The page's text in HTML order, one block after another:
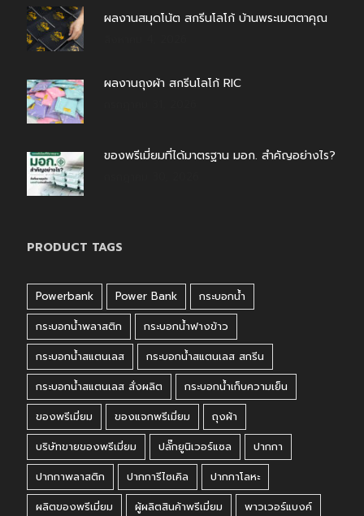
ผลงานสมุดโน้ต สกรีนโลโก้ บ้านพระเมตตาคุณ
ผลงานถุงผ้า สกรีนโลโก้ RIC
ของพรีเมี่ยมที่ได้มาตรฐาน มอก. สำคัญอย่างไร?
PRODUCT TAGS
Powerbank Power Bank
กระบอกน้ำ
กระบอกน้ำพลาสติก
กระบอกน้ำฟางข้าว
กระบอกน้ำสแตนเลส
กระบอกน้ำสแตนเลส สกรีน
กระบอกน้ำสแตนเลส สั่งผลิต
กระบอกน้ำเก็บความเย็น
ของพรีเมี่ยม
ของแจกพรีเมี่ยม
ถุงผ้า
บริษัทขายของพรีเมี่ยม
ปลั๊กยูนิเวอร์แซล
ปากกา
ปากกาพลาสติก
ปากการีไซเคิล
ปากกาโลหะ
ผลิตของพรีเมี่ยม
ผู้ผลิตสินค้าพรีเมี่ยม
พาวเวอร์แบงค์